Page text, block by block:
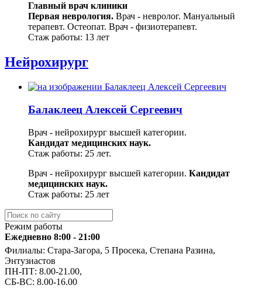
Главный врач клиники
Первая неврология. Врач - невролог. Мануальный
терапевт. Остеопат. Врач - физиотерапевт.
Стаж работы: 13 лет
Нейрохирург
Балаклеец Алексей Сергеевич
Врач - нейрохирург высшей категории.
Кандидат медицинских наук.
Стаж работы: 25 лет.
Врач - нейрохирург высшей категории. Кандидат
медицинских наук.
Стаж работы: 25 лет
Режим работы
Ежедневно 8:00 - 21:00
Филиалы: Стара-Загора, 5 Просека, Степана Разина,
Энтузиастов
ПН-ПТ: 8.00-21.00,
СБ-ВС: 8.00-16.00